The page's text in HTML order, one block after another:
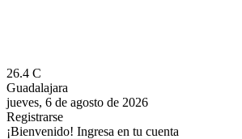
26.4 C
Guadalajara
jueves, 6 de agosto de 2026
Registrarse
¡Bienvenido! Ingresa en tu cuenta